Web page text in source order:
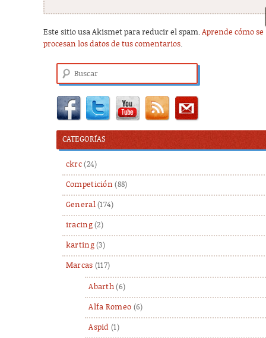
Este sitio usa Akismet para reducir el spam.Aprende cómo se
procesan los datos de tus comentarios.
Buscar
CATEGORÍAS
ckrc(24)
Competición (88)
General(174)
iracing(2)
karting(3)
Marcas (117)
Abarth (6)
Alfa Romeo (6)
Aspid (1)